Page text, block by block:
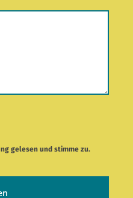
gelesen und stimme zu.